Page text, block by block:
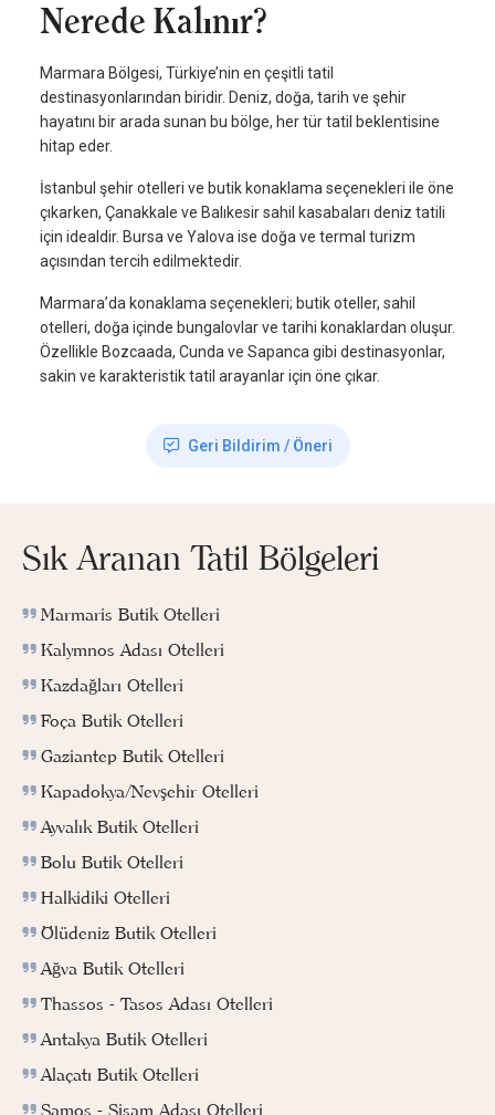
Nerede Kalınır?
Marmara Bölgesi, Türkiye’nin en çeşitli tatil
destinasyonlarından biridir. Deniz, doğa, tarih ve şehir
hayatını bir arada sunan bu bölge, her tür tatil beklentisine
hitap eder.
İstanbul şehir otelleri ve butik konaklama seçenekleri ile öne
çıkarken, Çanakkale ve Balıkesir sahil kasabaları deniz tatili
için idealdir. Bursa ve Yalova ise doğa ve termal turizm
açısından tercih edilmektedir.
Marmara’da konaklama seçenekleri; butik oteller, sahil
otelleri, doğa içinde bungalovlar ve tarihi konaklardan oluşur.
Özellikle Bozcaada, Cunda ve Sapanca gibi destinasyonlar,
sakin ve karakteristik tatil arayanlar için öne çıkar.
Geri Bildirim / Öneri
Sık Aranan Tatil Bölgeleri
Marmaris Butik Otelleri
Kalymnos Adası Otelleri
Kazdağları Otelleri
Foça Butik Otelleri
Gaziantep Butik Otelleri
Kapadokya/Nevşehir Otelleri
Ayvalık Butik Otelleri
Bolu Butik Otelleri
Halkidiki Otelleri
Ölüdeniz Butik Otelleri
Ağva Butik Otelleri
Thassos - Tasos Adası Otelleri
Antakya Butik Otelleri
Alaçatı Butik Otelleri
Samos - Sisam Adası Otelleri